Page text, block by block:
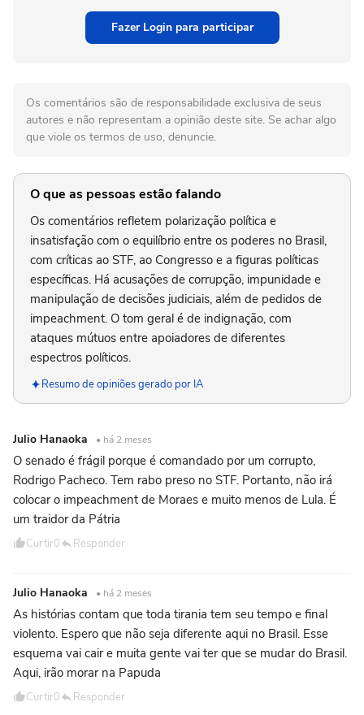
Fazer Login para participar
Os comentários são de responsabilidade exclusiva de seus
autores e não representam a opinião deste site. Se achar algo
que viole os termos de uso, denuncie.
O que as pessoas estão falando
Os comentários refletem polarização política e
insatisfação com o equilíbrio entre os poderes no Brasil,
com críticas ao STF, ao Congresso e a figuras políticas
específicas. Há acusações de corrupção, impunidade e
manipulação de decisões judiciais, além de pedidos de
impeachment. O tom geral é de indignação, com
ataques mútuos entre apoiadores de diferentes
espectros políticos.
Resumo de opiniões gerado por IA
Julio Hanaoka • há 2 meses
O senado é frágil porque é comandado por um corrupto,
Rodrigo Pacheco. Tem rabo preso no STF. Portanto, não irá
colocar o impeachment de Moraes e muito menos de Lula. É
um traidor da Pátria
Curtir0 Responder
Julio Hanaoka • há 2 meses
As histórias contam que toda tirania tem seu tempo e final
violento. Espero que não seja diferente aqui no Brasil. Esse
esquema vai cair e muita gente vai ter que se mudar do Brasil.
Aqui, irão morar na Papuda
Curtir0 Responder